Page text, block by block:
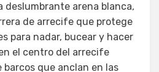
deslumbrante arena blanca,
de arrecife que protege
para nadar, bucear y hacer
el centro del arrecife
que anclan en las